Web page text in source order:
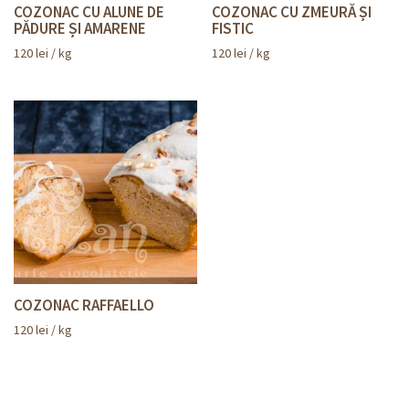
COZONAC CU ALUNE DE
PĂDURE ȘI AMARENE
120lei / kg
COZONAC CU ZMEURĂ ȘI
FISTIC
120lei / kg
COZONAC RAFFAELLO
120lei / kg